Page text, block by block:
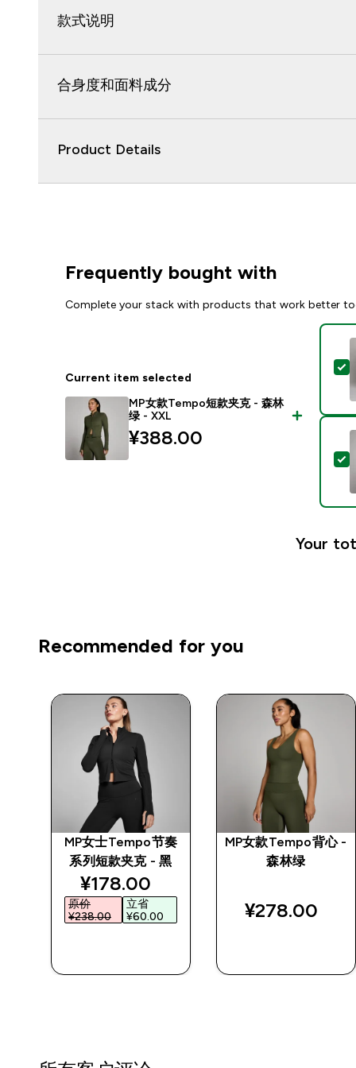
款式说明
合身度和面料成分
Product Details
Frequently bought with
Complete your stack with products that work better
Current item selected
MP女款Tempo短款夹克 - 森林
绿 - XXL
¥388.00‎
Your
Recommended for you
MP女士Tempo节奏
系列短款夹克 - 黑
discounted price
¥178.00‎
原价
¥238.00‎
立省
¥60.00‎
MP女款Tempo背心 -
森林绿
¥278.00‎